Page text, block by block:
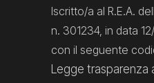
Iscritto/a al R.E.A.
n. 301234, in data
con il seguente
Legge trasparenza